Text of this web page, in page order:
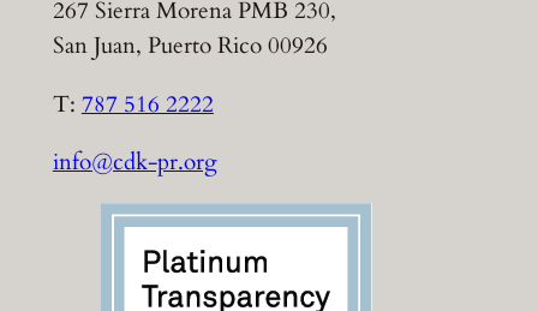
267 Sierra Morena PMB 230,
San Juan, Puerto Rico 00926
T: 787 516 2222
info@cdk-pr.org